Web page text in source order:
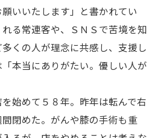
いいたします」と書かれてい
る常連客や、ＳＮＳで苦境を知
くの人が理念に共感し、支援し
本当にありがたい。優しい人が
始めて５８年。昨年は転んで右
閉めた。がんや膝の手術も重